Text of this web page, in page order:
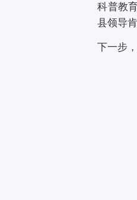
科普教
县领导肯
下一步